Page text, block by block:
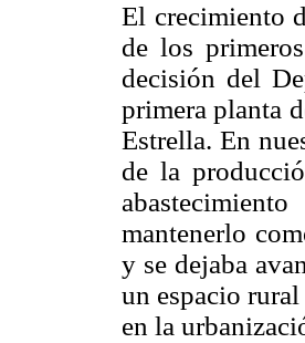
El crecimiento
de los
decisión del
primera planta
Estrella. En
de la
mantenerlo
y se dejaba
un espacio
en la